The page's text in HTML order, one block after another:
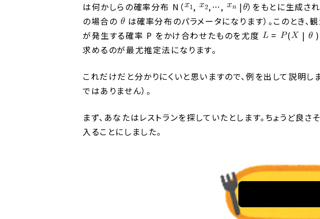
は何かしらの確率分布 N（
, ,…, | ）をもとに生成さ
の場合の
は確率分布のパラメータになります）。このとき、
が発生する確率 P をかけ合わせたものを尤度
= ( |
求めるのが最尤推定法になります。
これだけだと分かりにくいと思いますので、例を出して説明し
ではありません）。
まず、あなたはレストランを探していたとします。ちょうど良さ
入ることにしました。